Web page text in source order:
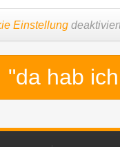
Einstellung
"da hab